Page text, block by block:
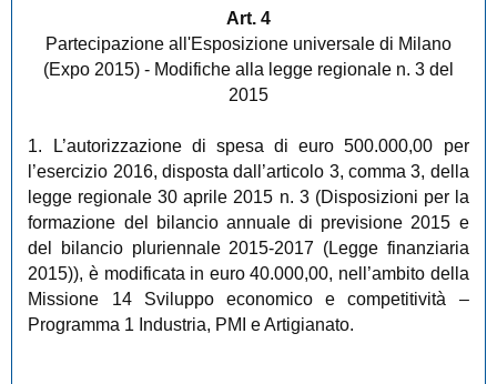
Art. 4
Partecipazione all'Esposizione universale di Milano
(Expo 2015) - Modifiche alla legge regionale n. 3 del
2015
1. L’autorizzazione di spesa di euro 500.000,00 per
l’esercizio 2016, disposta dall’articolo 3, comma 3, della
legge regionale 30 aprile 2015 n. 3 (Disposizioni per la
formazione del bilancio annuale di previsione 2015 e
del bilancio pluriennale 2015-2017 (Legge finanziaria
2015)), è modificata in euro 40.000,00, nell’ambito della
Missione 14 Sviluppo economico e competitività –
Programma 1 Industria, PMI e Artigianato.